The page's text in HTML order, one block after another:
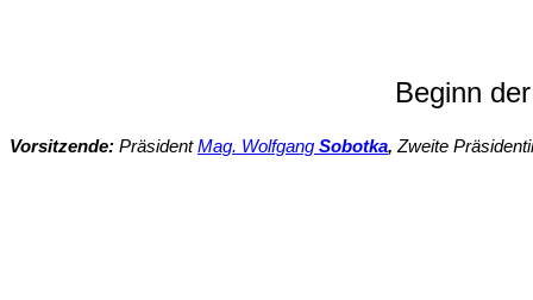
Beginn
Vorsitzende: PräsidentMag. Wolfgang Sobotka, Zweite